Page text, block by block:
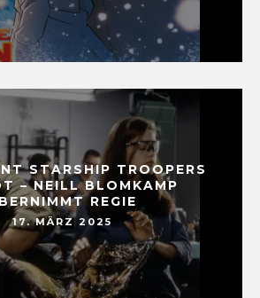
STARSHIP TROOPERS
– NEILL BLOMKAMP
REGIE
17. MÄRZ 2025